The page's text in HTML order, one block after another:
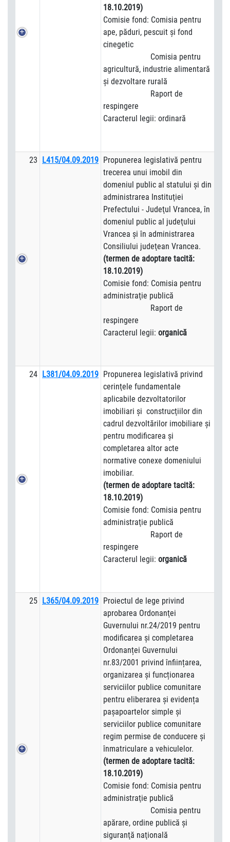
18.10.2019)
Comisie fond: Comisia pentru
ape, păduri, pescuit şi fond
cinegetic
Comisia pentru
agricultură, industrie alimentară
şi dezvoltare rurală
Raport de
respingere
Caracterul legii: ordinară
23 L415/04.09.2019 Propunerea legislativă pentru
trecerea unui imobil din
domeniul public al statului şi din
administrarea Instituţiei
Prefectului - Judeţul Vrancea, în
domeniul public al judeţului
Vrancea şi în administrarea
Consiliului judeţean Vrancea.
(termen de adoptare tacită:
18.10.2019)
Comisie fond: Comisia pentru
administraţie publică
Raport de
respingere
Caracterul legii: organică
24 L381/04.09.2019 Propunerea legislativă privind
cerinţele fundamentale
aplicabile dezvoltatorilor
imobiliari şi construcţiilor din
cadrul dezvoltărilor imobiliare şi
pentru modificarea şi
completarea altor acte
normative conexe domeniului
imobiliar.
(termen de adoptare tacită:
18.10.2019)
Comisie fond: Comisia pentru
administraţie publică
Raport de
respingere
Caracterul legii: organică
25 L365/04.09.2019 Proiectul de lege privind
aprobarea Ordonanţei
Guvernului nr.24/2019 pentru
modificarea și completarea
Ordonanței Guvernului
nr.83/2001 privind înființarea,
organizarea și funcționarea
serviciilor publice comunitare
pentru eliberarea și evidența
pașapoartelor simple și
serviciilor publice comunitare
regim permise de conducere și
înmatriculare a vehiculelor.
(termen de adoptare tacită:
18.10.2019)
Comisie fond: Comisia pentru
administraţie publică
Comisia pentru
apărare, ordine publică şi
siguranţă naţională